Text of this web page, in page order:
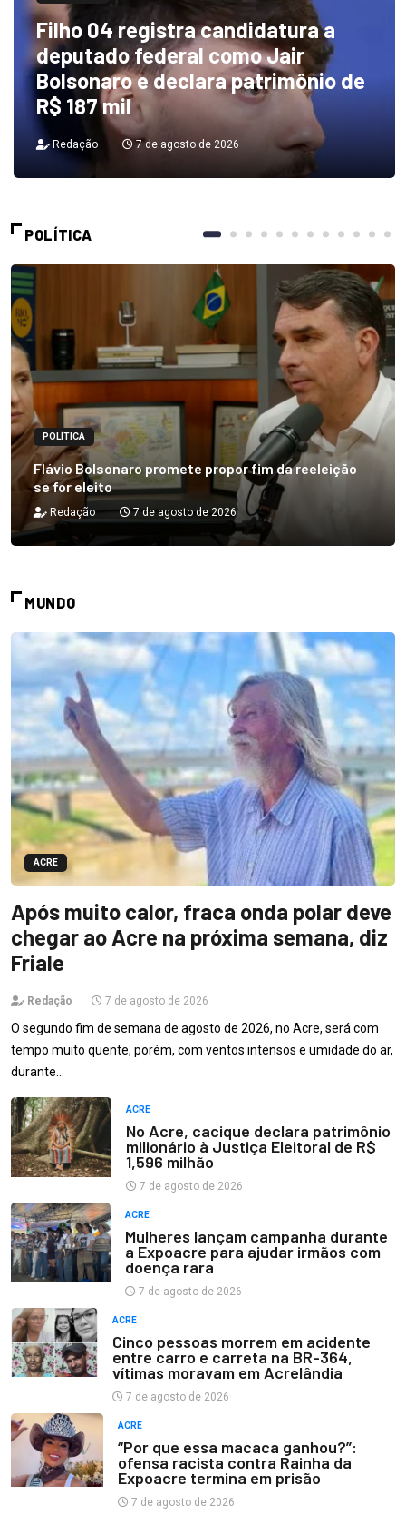
Filho 04 registra candidatura a
deputado federal como Jair
Bolsonaro e declara patrimônio de
R$ 187 mil
Redação 7 de agosto de 2026
POLÍTICA
POLÍTICA
Flávio Bolsonaro promete propor fim da reeleição
se for eleito
Redação 7 de agosto de 2026
MUNDO
ACRE
Após muito calor, fraca onda polar deve
chegar ao Acre na próxima semana, diz
Friale
Redação 7 de agosto de 2026
O segundo fim de semana de agosto de 2026, no Acre, será com
tempo muito quente, porém, com ventos intensos e umidade do ar,
durante…
ACRE
No Acre, cacique declara patrimônio
milionário à Justiça Eleitoral de R$
1,596 milhão
7 de agosto de 2026
ACRE
Mulheres lançam campanha durante
a Expoacre para ajudar irmãos com
doença rara
7 de agosto de 2026
ACRE
Cinco pessoas morrem em acidente
entre carro e carreta na BR-364,
vítimas moravam em Acrelândia
7 de agosto de 2026
ACRE
“Por que essa macaca ganhou?”:
ofensa racista contra Rainha da
Expoacre termina em prisão
7 de agosto de 2026